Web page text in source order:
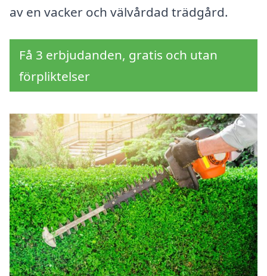
av en vacker och välvårdad trädgård.
Få 3 erbjudanden, gratis och utan
förpliktelser